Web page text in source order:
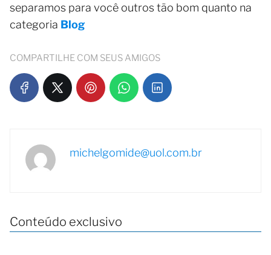
separamos para você outros tão bom quanto na
categoria Blog
COMPARTILHE COM SEUS AMIGOS
michelgomide@uol.com.br
Conteúdo exclusivo